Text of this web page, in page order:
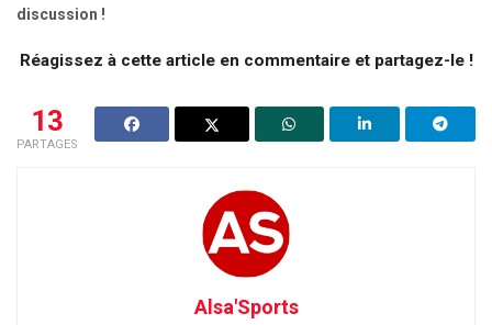
discussion !
Réagissez à cette article en commentaire et partagez-le !
13
PARTAGES
Alsa'Sports